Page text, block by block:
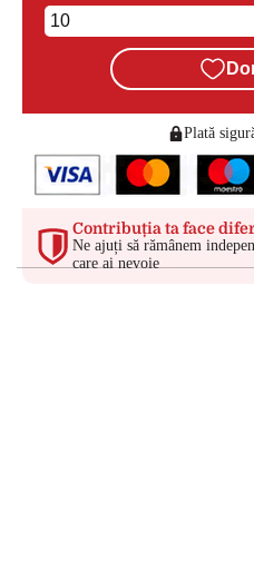
Plată
Contribuția ta face
Ne ajuți să rămânem
care ai nevoie